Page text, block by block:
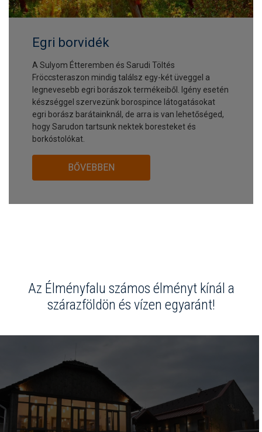
Egri borvidék
A Sulyom Étteremben és Sarudi Töltés
Fröccsteraszon mindig találsz egy-két üveggel a
legnevesebb egri borászok termékeiből. Igény esetén
készséggel szervezünk borospince látogatásokat
egri borász barátainknál, de arra is van lehetőséged,
hogy Sarudon tartsunk nektek boresteket és
borkóstolókat.
BŐVEBBEN
Az Élményfalu számos élményt kínál a
szárazföldön és vízen egyaránt!